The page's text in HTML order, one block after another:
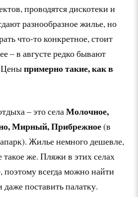
проводятся дискотеки и
разнообразное жилье, но
что-то конкретное, стоит
– в августе редко бывают
Ценыпримерно такие, как в
– это селаМолочное,
Мирный, Прибрежное(в
Жилье немного дешевле,
такое же. Пляжи в этих селах
всегда можно найти
поставить палатку.